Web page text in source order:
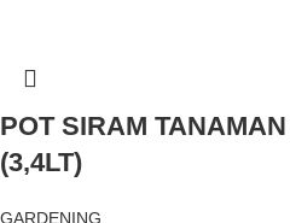
POT SIRAM
(3,4LT)
GARDENING